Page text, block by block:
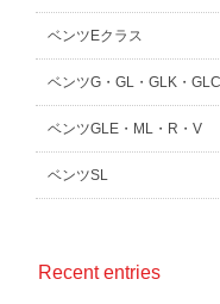
ベンツEクラス
ベンツG・GL・GLK・
ベンツGLE・ML・R・V
ベンツSL
Recent entries